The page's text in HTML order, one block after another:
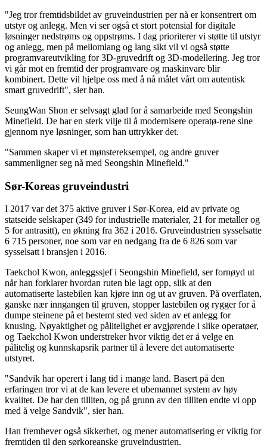
"Jeg tror fremtidsbildet av gruveindustrien per nå er konsentrert om
utstyr og anlegg. Men vi ser også et stort potensial for digitale
løsninger nedstrøms og oppstrøms. I dag prioriterer vi støtte til utstyr
og anlegg, men på mellomlang og lang sikt vil vi også støtte
programvareutvikling for 3D-gruvedrift og 3D-modellering. Jeg tror
vi går mot en fremtid der programvare og maskinvare blir
kombinert. Dette vil hjelpe oss med å nå målet vårt om autentisk
smart gruvedrift", sier han.
SeungWan Shon er selvsagt glad for å samarbeide med Seongshin
Minefield. De har en sterk vilje til å modernisere operatø-rene sine
gjennom nye løsninger, som han uttrykker det.
"Sammen skaper vi et mønstereksempel, og andre gruver
sammenligner seg nå med Seongshin Minefield."
Sør-Koreas gruveindustri
I 2017 var det 375 aktive gruver i Sør-Korea, eid av private og
statseide selskaper (349 for industrielle materialer, 21 for metaller og
5 for antrasitt), en økning fra 362 i 2016. Gruveindustrien sysselsatte
6 715 personer, noe som var en nedgang fra de 6 826 som var
sysselsatt i bransjen i 2016.
Taekchol Kwon, anleggssjef i Seongshin Minefield, ser fornøyd ut
når han forklarer hvordan ruten ble lagt opp, slik at den
automatiserte lastebilen kan kjøre inn og ut av gruven. På overflaten,
ganske nær inngangen til gruven, stopper lastebilen og rygger for å
dumpe steinene på et bestemt sted ved siden av et anlegg for
knusing. Nøyaktighet og pålitelighet er avgjørende i slike operatøer,
og Taekchol Kwon understreker hvor viktig det er å velge en
pålitelig og kunnskapsrik partner til å levere det automatiserte
utstyret.
"Sandvik har operert i lang tid i mange land. Basert på den
erfaringen tror vi at de kan levere et ubemannet system av høy
kvalitet. De har den tilliten, og på grunn av den tilliten endte vi opp
med å velge Sandvik", sier han.
Han fremhever også sikkerhet, og mener automatisering er viktig for
fremtiden til den sørkoreanske gruveindustrien.